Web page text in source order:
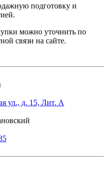
подготовку и
можно уточнить по
связи на сайте.
ул., д. 15, Лит. А